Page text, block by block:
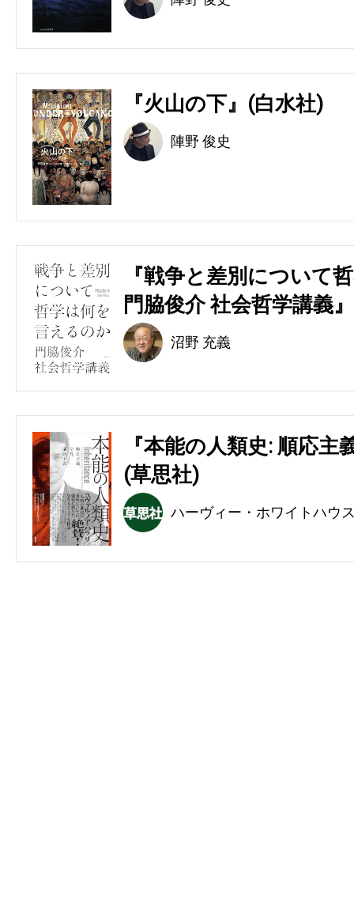
『火山の下』(白水社)
陣野 俊史
『戦争と差別について
門脇俊介 社会哲学講義
沼野 充義
『本能の人類史: 順応
(草思社)
ハーヴィー・ホワイトハウ